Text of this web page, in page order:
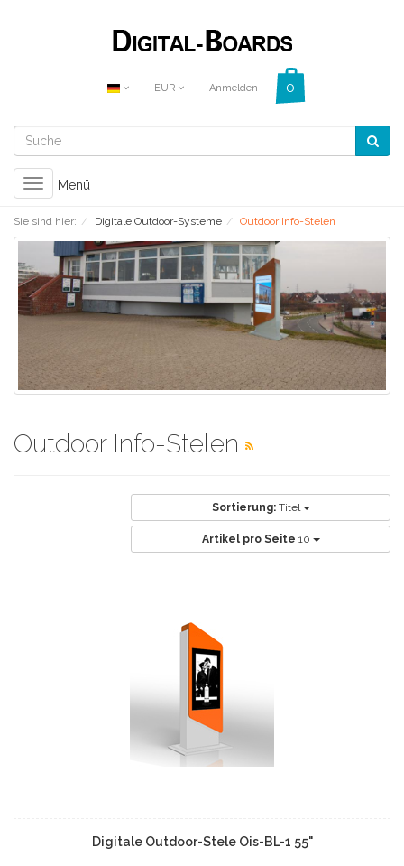
EUR Anmelden
Toggle
navigation
Menü
Sie sind hier: Digitale Outdoor-Systeme Outdoor Info-Stelen
Outdoor Info-Stelen
Sortierung: Titel
Artikel pro Seite 10
Digitale Outdoor-Stele Ois-BL-1 55"